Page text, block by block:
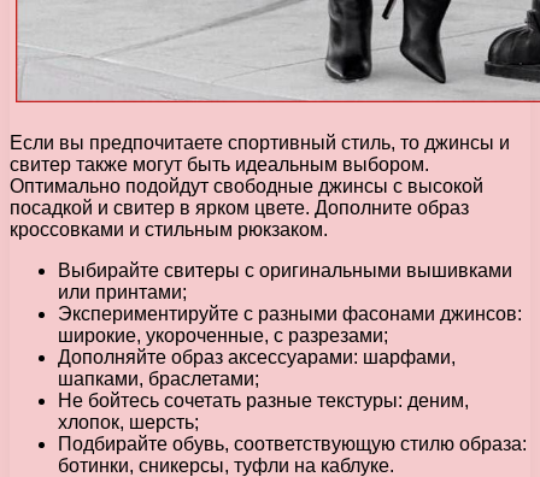
Если вы предпочитаете спортивный стиль, то джинсы и
свитер также могут быть идеальным выбором.
Оптимально подойдут свободные джинсы с высокой
посадкой и свитер в ярком цвете. Дополните образ
кроссовками и стильным рюкзаком.
Выбирайте свитеры с оригинальными вышивками
или принтами;
Экспериментируйте с разными фасонами джинсов:
широкие, укороченные, с разрезами;
Дополняйте образ аксессуарами: шарфами,
шапками, браслетами;
Не бойтесь сочетать разные текстуры: деним,
хлопок, шерсть;
Подбирайте обувь, соответствующую стилю образа:
ботинки, сникерсы, туфли на каблуке.